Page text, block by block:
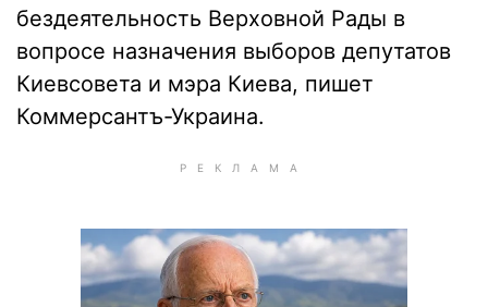
бездеятельность Верховной Рады в
вопросе назначения выборов депутатов
Киевсовета и мэра Киева, пишет
Коммерсантъ-Украина.